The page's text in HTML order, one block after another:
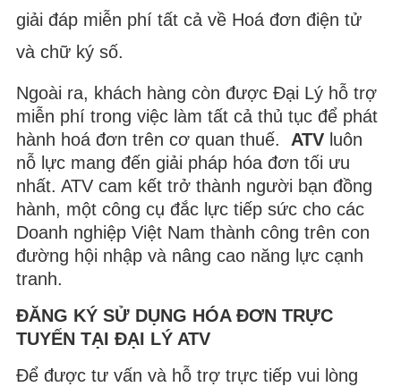
giải đáp miễn phí tất cả về Hoá đơn điện tử
và chữ ký số.
Ngoài ra, khách hàng còn được Đại Lý hỗ trợ
miễn phí trong việc làm tất cả thủ tục để phát
hành hoá đơn trên cơ quan thuế.
ATV luôn
nỗ lực mang đến giải pháp hóa đơn tối ưu
nhất. ATV cam kết trở thành người bạn đồng
hành, một công cụ đắc lực tiếp sức cho các
Doanh nghiệp Việt Nam thành công trên con
đường hội nhập và nâng cao năng lực cạnh
tranh.
ĐĂNG KÝ SỬ DỤNG HÓA ĐƠN TRỰC
TUYẾN TẠI ĐẠI LÝ ATV
Để được tư vấn và hỗ trợ trực tiếp vui lòng